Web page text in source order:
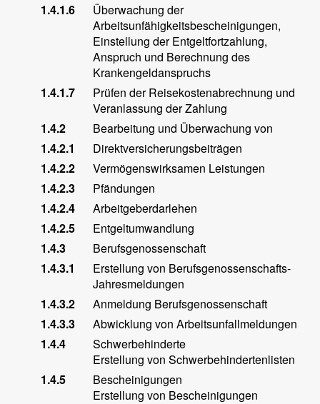
1.4.1.6
Überwachung der
Arbeitsunfähigkeitsbescheinigungen,
Einstellung der Entgeltfortzahlung,
Anspruch und Berechnung des
Krankengeldanspruchs
1.4.1.7
Prüfen der Reisekostenabrechnung und
Veranlassung der Zahlung
1.4.2
Bearbeitung und Überwachung von
1.4.2.1
Direktversicherungsbeiträgen
1.4.2.2
Vermögenswirksamen Leistungen
1.4.2.3
Pfändungen
1.4.2.4
Arbeitgeberdarlehen
1.4.2.5
Entgeltumwandlung
1.4.3
Berufsgenossenschaft
1.4.3.1
Erstellung von Berufsgenossenschafts-
Jahresmeldungen
1.4.3.2
Anmeldung Berufsgenossenschaft
1.4.3.3
Abwicklung von Arbeitsunfallmeldungen
1.4.4
Schwerbehinderte
Erstellung von Schwerbehindertenlisten
1.4.5
Bescheinigungen
Erstellung von Bescheinigungen